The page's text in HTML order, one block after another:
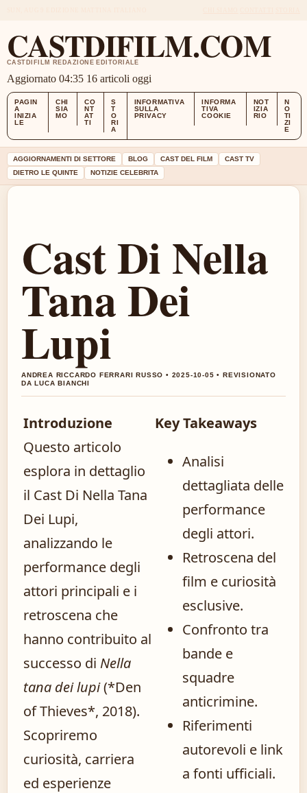
CASTDIFILM.COM
CASTDIFILM REDAZIONE EDITORIALE
Aggiornato 04:35 16 articoli oggi
PAGIN
A
INIZIA
LE
CHI
SIA
MO
CO
NT
AT
TI
S
T
O
RI
A
INFORMATIVA
SULLA
PRIVACY
INFORMA
TIVA
COOKIE
NOT
IZIA
RIO
N
O
TI
ZI
E
AGGIORNAMENTI DI SETTORE BLOG CAST DEL FILM
CAST TV
DIETRO LE QUINTE
NOTIZIE CELEBRITA
Cast Di Nella
Tana Dei
Lupi
ANDREA RICCARDO FERRARI RUSSO • 2025-10-05 • REVISIONATO
DA LUCA BIANCHI
Introduzione
Questo articolo
esplora in dettaglio
il Cast Di Nella Tana
Dei Lupi,
analizzando le
performance degli
attori principali e i
retroscena che
hanno contribuito al
successo di Nella
tana dei lupi(*Den
of Thieves*, 2018).
Scopriremo
curiosità, carriera
ed esperienze
Key Takeaways
Analisi
dettagliata delle
performance
degli attori.
Retroscena del
film e curiosità
esclusive.
Confronto tra
bande e
squadre
anticrimine.
Riferimenti
autorevoli e link
a fonti ufficiali.